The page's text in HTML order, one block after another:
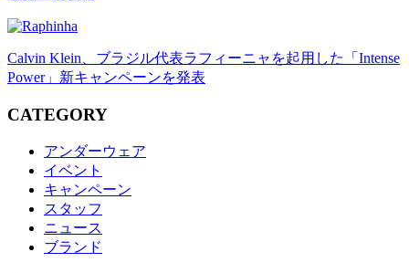
Calvin Klein、ブラジル代表ラフィーニャを起用した「Intense
Power」新キャンペーンを発表
CATEGORY
アンダーウェア
イベント
キャンペーン
スタッフ
ニュース
ブランド